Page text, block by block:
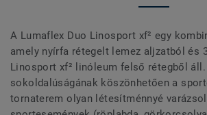
A Lumaflex Duo Linosport xf² egy
amely nyírfa rétegelt lemez aljzatból és
Linosport xf² linóleum felső rétegből
sokoldalúságának köszönhetően a
tornaterem olyan létesítménnyé